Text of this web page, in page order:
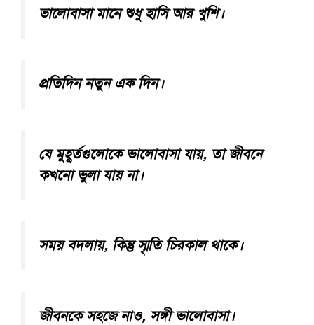
ভালোবাসা মানে শুধু হাসি আর খুশি।
প্রতিদিন নতুন এক দিন।
যে মুহূর্তগুলোকে ভালোবাসা যায়, তা জীবনে
কখনো ভুলা যায় না।
সময় বদলায়, কিন্তু স্মৃতি চিরকাল থাকে।
জীবনকে সহজে নাও, সঙ্গী ভালোবাসা।